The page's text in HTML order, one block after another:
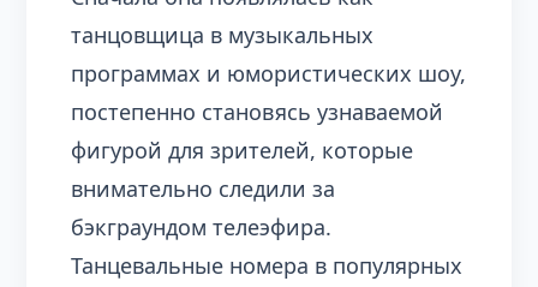
танцовщица в музыкальных
программах и юмористических шоу,
постепенно становясь узнаваемой
фигурой для зрителей, которые
внимательно следили за
бэкграундом телеэфира.
Танцевальные номера в популярных